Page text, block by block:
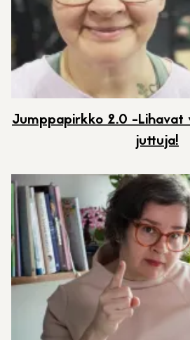
Jumppapirkko 2.0 -Lihavat
juttuja!